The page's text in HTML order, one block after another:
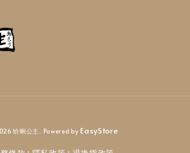
蛤蜊公主. Powered by EasyStore